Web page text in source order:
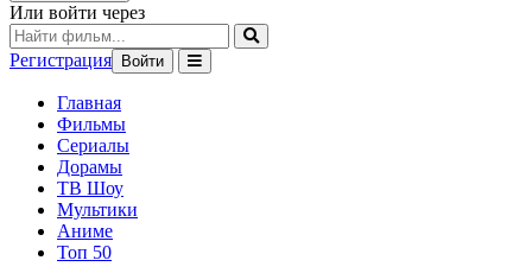
Или войти через
Регистрация Войти
Главная
Фильмы
Сериалы
Дорамы
ТВ Шоу
Мультики
Аниме
Топ 50